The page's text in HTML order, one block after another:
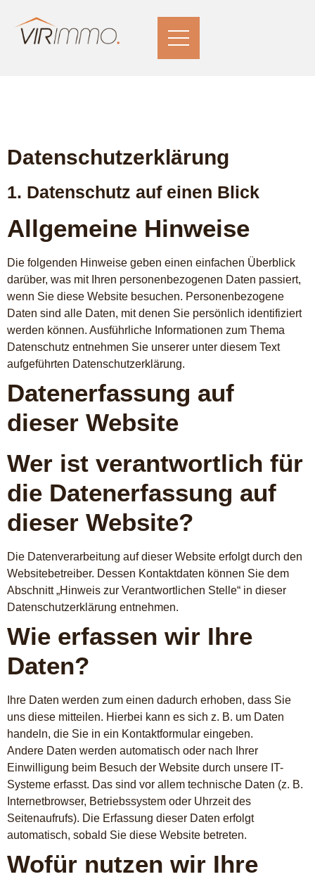
Datenschutz­erklärung
1. Datenschutz auf einen Blick
Allgemeine Hinweise
Die folgenden Hinweise geben einen einfachen Überblick
darüber, was mit Ihren personenbezogenen Daten passiert,
wenn Sie diese Website besuchen. Personenbezogene
Daten sind alle Daten, mit denen Sie persönlich identifiziert
werden können. Ausführliche Informationen zum Thema
Datenschutz entnehmen Sie unserer unter diesem Text
aufgeführten Datenschutzerklärung.
Datenerfassung auf
dieser Website
Wer ist verantwortlich für
die Datenerfassung auf
dieser Website?
Die Datenverarbeitung auf dieser Website erfolgt durch den
Websitebetreiber. Dessen Kontaktdaten können Sie dem
Abschnitt „Hinweis zur Verantwortlichen Stelle“ in dieser
Datenschutzerklärung entnehmen.
Wie erfassen wir Ihre
Daten?
Ihre Daten werden zum einen dadurch erhoben, dass Sie
uns diese mitteilen. Hierbei kann es sich z. B. um Daten
handeln, die Sie in ein Kontaktformular eingeben.
Andere Daten werden automatisch oder nach Ihrer
Einwilligung beim Besuch der Website durch unsere IT-
Systeme erfasst. Das sind vor allem technische Daten (z. B.
Internetbrowser, Betriebssystem oder Uhrzeit des
Seitenaufrufs). Die Erfassung dieser Daten erfolgt
automatisch, sobald Sie diese Website betreten.
Wofür nutzen wir Ihre